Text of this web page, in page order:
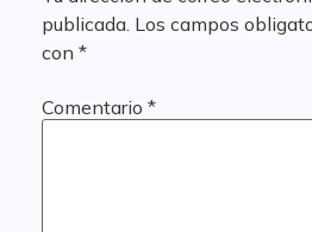
publicada. Los campos
con *
Comentario *